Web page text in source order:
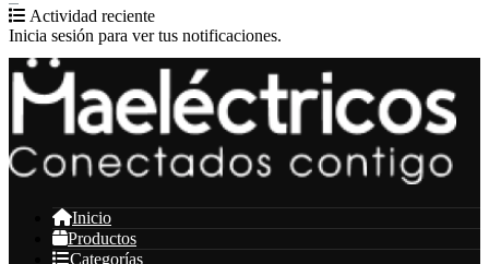
Actividad reciente
Inicia sesión para ver tus notificaciones.
Inicio
Productos
Categorías